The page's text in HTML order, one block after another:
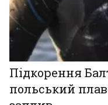
Підкорення
польський